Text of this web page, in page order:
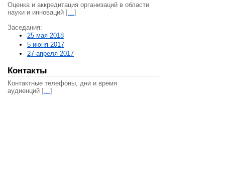
Оценка и аккредитация организаций в области
науки и инноваций […]
Заседания:
25 мая 2018
5 июня 2017
27 апреля 2017
Контакты
Контактные телефоны, дни и время
аудиенций […]